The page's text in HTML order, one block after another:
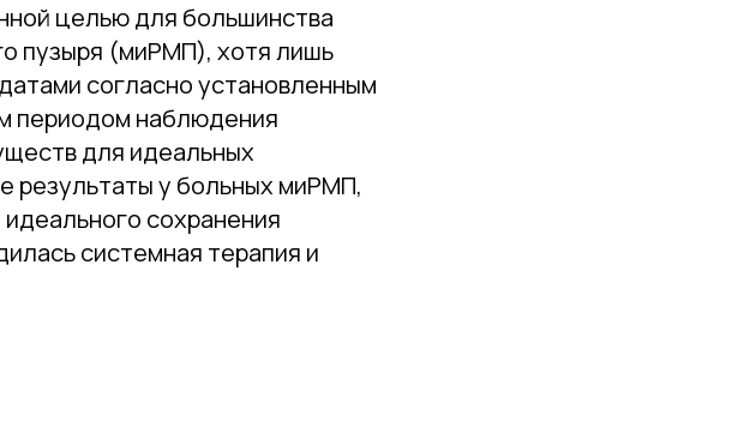
целью для большинства
пузыря (миРМП), хотя лишь
согласно установленным
периодом наблюдения
для идеальных
результаты у больных миРМП,
сохранения
системная терапия и